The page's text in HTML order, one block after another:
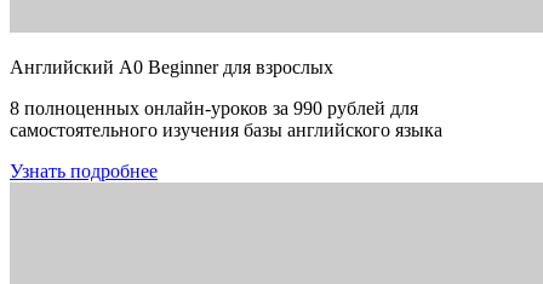
Английский A0 Beginner для взрослых
8 полноценных онлайн-уроков за 990 рублей для
самостоятельного изучения базы английского языка
Узнать подробнее